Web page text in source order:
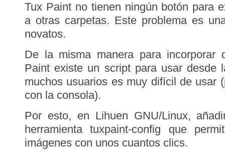
Tux Paint no tienen ningún botón para
a otras carpetas. Este problema es
novatos.
De la misma manera para incorporar
Paint existe un script para usar desde
muchos usuarios es muy difícil de usar
con la consola).
Por esto, en Lihuen GNU/Linux,
herramienta tuxpaint-config que
imágenes con unos cuantos clics.